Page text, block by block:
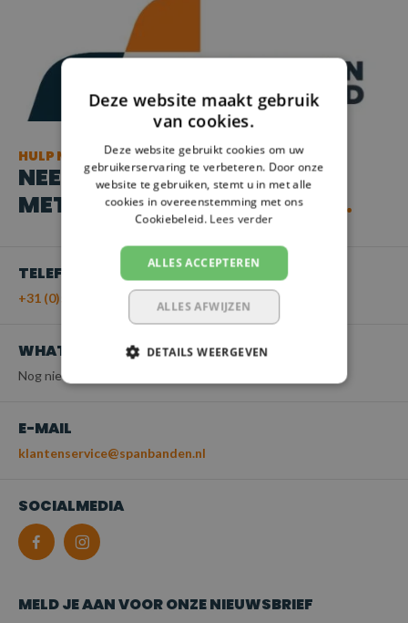
HULP NODIG?
NEEM CONTACT OP
MET ONZE KLANTENSERVICE
TELEFOON
+31 (0)55 - 203 21 43
WHATSAPP
Nog niet beschikbaar
E-MAIL
klantenservice@spanbanden.nl
SOCIALMEDIA
MELD JE AAN VOOR ONZE NIEUWSBRIEF
Deze website maakt gebruik
van cookies.
Deze website gebruikt cookies om uw
gebruikerservaring te verbeteren. Door onze
website te gebruiken, stemt u in met alle
cookies in overeenstemming met ons
Cookiebeleid. Lees verder
ALLES ACCEPTEREN
ALLES AFWIJZEN
DETAILS WEERGEVEN